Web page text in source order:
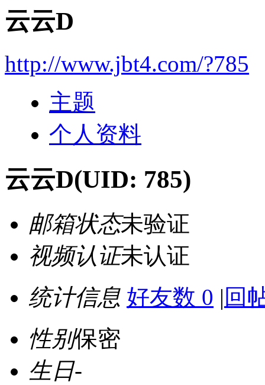
云云D
http://www.jbt4.com/?785
主题
个人资料
云云D(UID: 785)
邮箱状态未验证
视频认证未认证
统计信息 好友数 0 | 回
性别保密
生日-